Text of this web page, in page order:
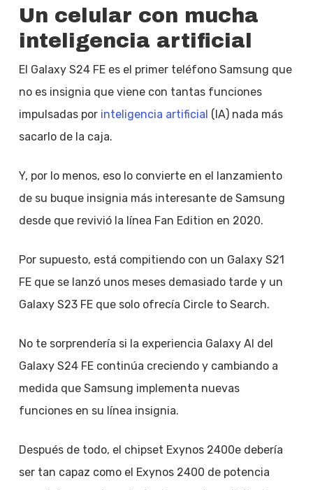
Un celular con mucha
inteligencia artificial
El Galaxy S24 FE es el primer teléfono Samsung que
no es insignia que viene con tantas funciones
impulsadas por inteligencia artificial (IA) nada más
sacarlo de la caja.
Y, por lo menos, eso lo convierte en el lanzamiento
de su buque insignia más interesante de Samsung
desde que revivió la línea Fan Edition en 2020.
Por supuesto, está compitiendo con un Galaxy S21
FE que se lanzó unos meses demasiado tarde y un
Galaxy S23 FE que solo ofrecía Circle to Search.
No te sorprendería si la experiencia Galaxy AI del
Galaxy S24 FE continúa creciendo y cambiando a
medida que Samsung implementa nuevas
funciones en su línea insignia.
Después de todo, el chipset Exynos 2400e debería
ser tan capaz como el Exynos 2400 de potencia